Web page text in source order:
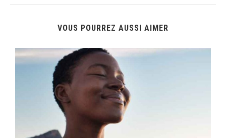
VOUS POURREZ AUSSI AIMER